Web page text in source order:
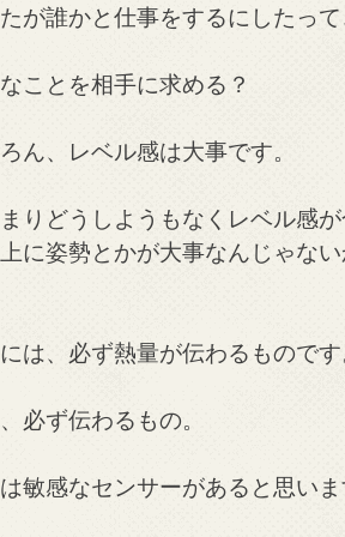
が誰かと仕事をするにしたっ
ことを相手に求める？
ん、レベル感は大事です。
りどうしようもなくレベル感
に姿勢とかが大事なんじゃな
は、必ず熱量が伝わるもので
必ず伝わるもの。
敏感なセンサーがあると思い